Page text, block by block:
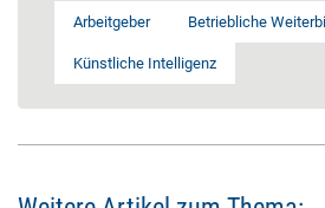
Arbeitgeber Betriebliche
Künstliche Intelligenz